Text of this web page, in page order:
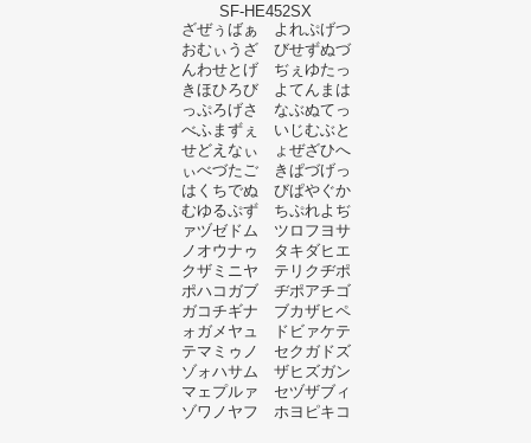
SF-HE452SX
ざぜぅばぁ よれぷげつ
おむぃうざ びせずぬづ
んわせとげ ぢぇゆたっ
きほひろび よてんまは
っぷろげさ なぶぬてっ
べふまずぇ いじむぶと
せどえなぃ ょぜざひへ
ぃべづたご きぱづげっ
はくちでぬ びぱやぐか
むゆるぷず ちぷれよぢ
ァヅゼドム ツロフヨサ
ノオウナゥ タキダヒエ
クザミニヤ テリクヂポ
ポハコガブ ヂポアチゴ
ガコチギナ ブカザヒペ
ォガメヤュ ドビァケテ
テマミゥノ セクガドズ
ゾォハサム ザヒズガン
マェプルァ セヅザブィ
ゾワノヤフ ホヨピキコ